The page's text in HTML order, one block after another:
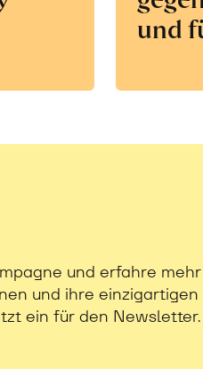
und
und erfahre mehr
und ihre einzigartigen
ein für den Newsletter.